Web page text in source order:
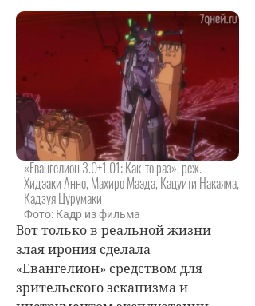
«Евангелион 3.0+1.01: Как-то раз», реж.
Хидэаки Анно, Махиро Маэда, Кацуити Накаяма,
Кадзуя Цурумаки
Фото: Кадр из фильма
Вот только в реальной жизни
злая ирония сделала
«Евангелион» средством для
зрительского эскапизма и